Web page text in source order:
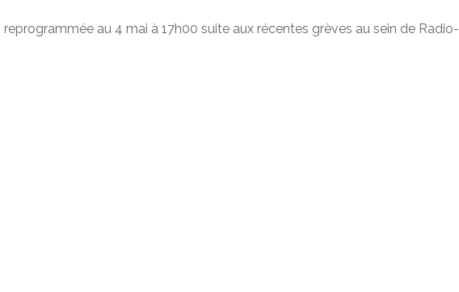
reprogrammée au 4 mai à 17h00 suite aux récentes grèves au sein de Radio-